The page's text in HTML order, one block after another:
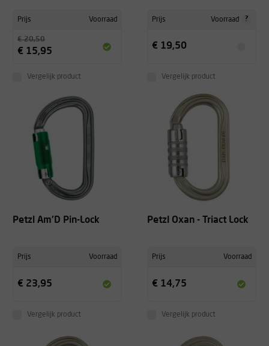
Prijs Voorraad
€ 20,50
€ 15,95
Vergelijk product
Prijs Voorraad ?
€ 19,50
Vergelijk product
Petzl Am'D Pin-Lock
Prijs Voorraad
€ 23,95
Vergelijk product
Petzl Oxan - Triact Lock
Prijs Voorraad
€ 14,75
Vergelijk product